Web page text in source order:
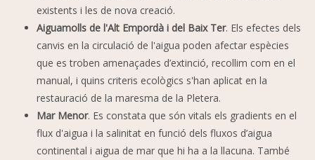
existents i les de nova creació.
Aiguamolls de l'Alt Empordà i del Baix Ter. Els efectes dels
canvis en la circulació de l'aigua poden afectar espècies
que es troben amenaçades d’extinció, recollim com en el
manual, i quins criteris ecològics s'han aplicat en la
restauració de la maresma de la Pletera.
Mar Menor. Es constata que són vitals els gradients en el
flux d'aigua i la salinitat en funció dels fluxos d’aigua
continental i aigua de mar que hi ha a la llacuna. També